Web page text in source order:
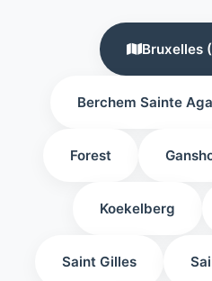
Bruxelles
Berchem Sainte
Forest
Koekelberg
Saint Gilles